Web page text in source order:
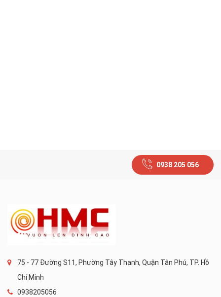
0938 205 056
75 - 77 Đường S11, Phường Tây Thạnh, Quận Tân Phú, TP. Hồ
Chí Minh
0938205056